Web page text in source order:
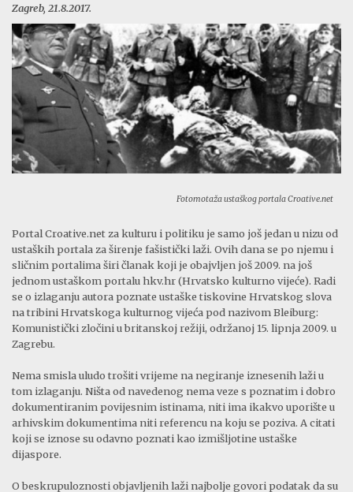
Zagreb, 21.8.2017.
Fotomotaža ustaškog portala Croative.net
Portal Croative.net za kulturu i politiku je samo još jedan u nizu od
ustaških portala za širenje fašistički laži. Ovih dana se po njemu i
sličnim portalima širi članak koji je obajvljen još 2009. na još
jednom ustaškom portalu hkv.hr (Hrvatsko kulturno vijeće). Radi
se o izlaganju autora poznate ustaške tiskovine Hrvatskog slova
na tribini Hrvatskoga kulturnog vijeća pod nazivom Bleiburg:
Komunistički zločini u britanskoj režiji, održanoj 15. lipnja 2009. u
Zagrebu.
Nema smisla uludo trošiti vrijeme na negiranje iznesenih laži u
tom izlaganju. Ništa od navedenog nema veze s poznatim i dobro
dokumentiranim povijesnim istinama, niti ima ikakvo uporište u
arhivskim dokumentima niti referencu na koju se poziva. A citati
koji se iznose su odavno poznati kao izmišljotine ustaške
dijaspore.
O beskrupuloznosti objavljenih laži najbolje govori podatak da su